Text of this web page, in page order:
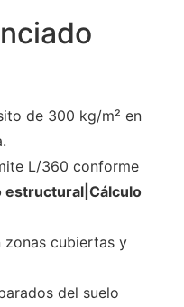
de 300 kg/m² en
L/360 conforme
estructural|Cálculo
zonas cubiertas y
del suelo